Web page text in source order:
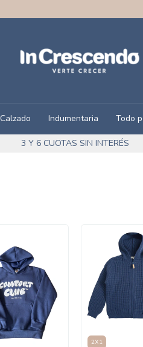
3 Y 6 CUOTAS SIN INTERÉS
Calzado Indumentaria Todo
2X1